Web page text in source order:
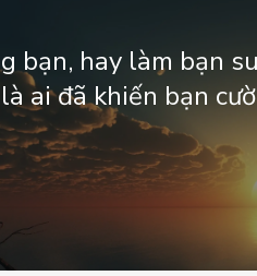
bạn, hay làm bạn
ai đã khiến bạn